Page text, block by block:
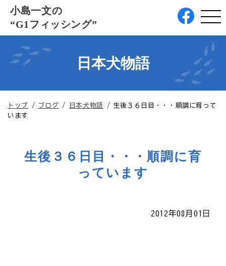
このページの本文へ
小島一文の
“G1フィッシング”
日本犬物語
現
在
トップ / ブログ / 日本犬物語 / 生後３６日目・・・順調に育って
います
生後３６日目・・・順調に育
っています
2012年08月01日